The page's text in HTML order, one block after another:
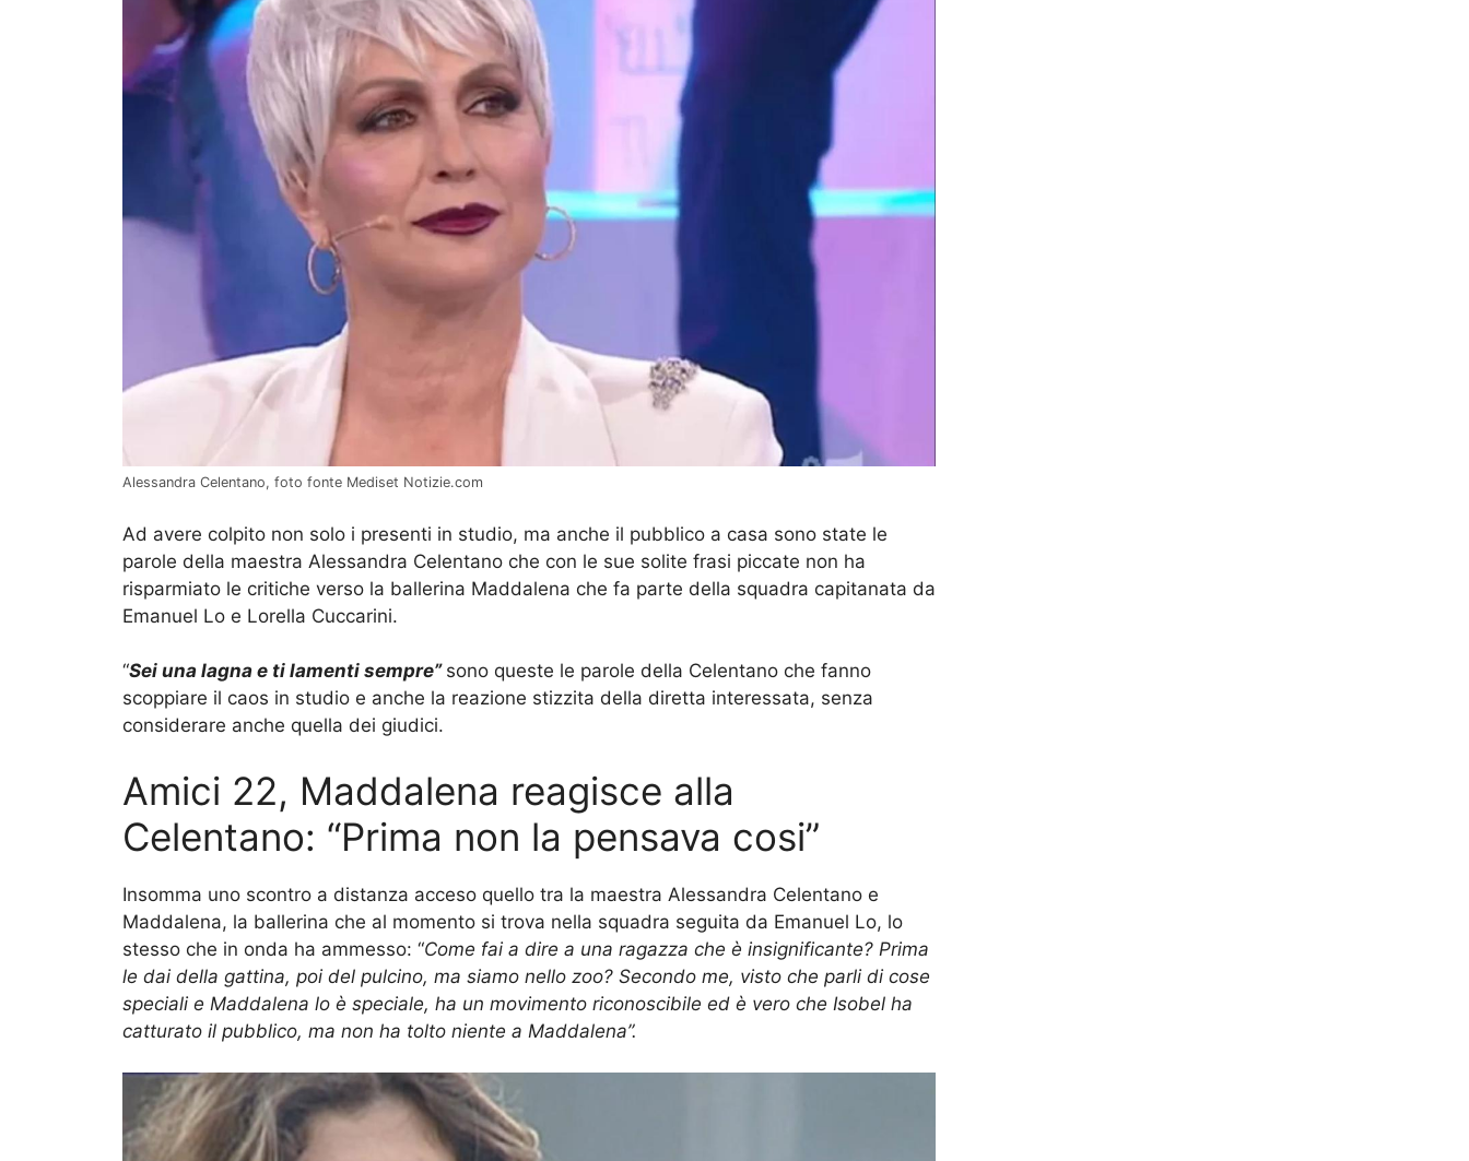
Alessandra Celentano, foto fonte Mediset Notizie.com
Ad avere colpito non solo i presenti in studio, ma anche il pubblico a casa sono state le
parole della maestra Alessandra Celentano che con le sue solite frasi piccate non ha
risparmiato le critiche verso la ballerina Maddalena che fa parte della squadra capitanata da
Emanuel Lo e Lorella Cuccarini.
“Sei una lagna e ti lamenti sempre” sono queste le parole della Celentano che fanno
scoppiare il caos in studio e anche la reazione stizzita della diretta interessata, senza
considerare anche quella dei giudici.
Amici 22, Maddalena reagisce alla
Celentano: “Prima non la pensava cosi”
Insomma uno scontro a distanza acceso quello tra la maestra Alessandra Celentano e
Maddalena, la ballerina che al momento si trova nella squadra seguita da Emanuel Lo, lo
stesso che in onda ha ammesso: “Come fai a dire a una ragazza che è insignificante? Prima
le dai della gattina, poi del pulcino, ma siamo nello zoo? Secondo me, visto che parli di cose
speciali e Maddalena lo è speciale, ha un movimento riconoscibile ed è vero che Isobel ha
catturato il pubblico, ma non ha tolto niente a Maddalena”.